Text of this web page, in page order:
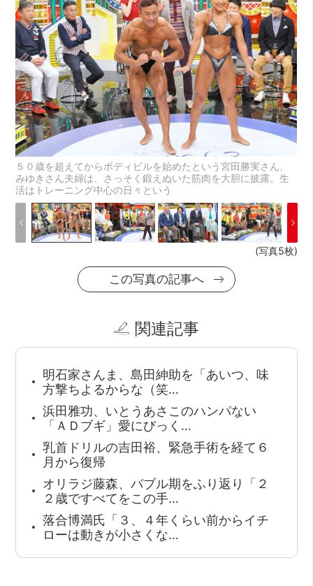
５０歳を超えてからボディビルを始めたという宮田勝実さん、
みゆきさん夫婦は、さっそく鍛えぬいた筋肉を大胆に披露。生
活はトレーニング中心の日々という
(写真5枚)
この写真の記事へ
関連記事
明石家さんま、島田紳助を「あいつ、味
方撃ちよるからな（笑…
浜田雅功、いとうあさこのハンパない
「ＡＤブギ」愛にびっく…
乳首ドリルの吉田裕、緊急手術を経て６
月から復帰
オリラジ藤森、バブル期をふり返り「２
２歳ですべてをこの手…
落合博満氏「３、４年くらい前からイチ
ローは動きが小さくな…